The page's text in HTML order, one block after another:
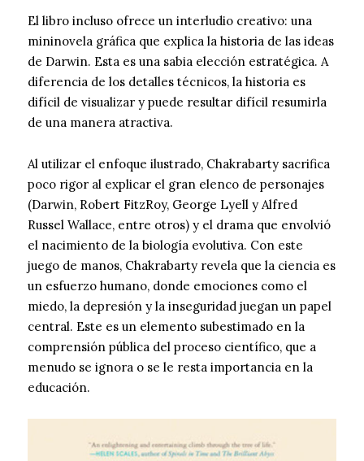
El libro incluso ofrece un interludio creativo: una
mininovela gráfica que explica la historia de las ideas
de Darwin. Esta es una sabia elección estratégica. A
diferencia de los detalles técnicos, la historia es
difícil de visualizar y puede resultar difícil resumirla
de una manera atractiva.
Al utilizar el enfoque ilustrado, Chakrabarty sacrifica
poco rigor al explicar el gran elenco de personajes
(Darwin, Robert FitzRoy, George Lyell y Alfred
Russel Wallace, entre otros) y el drama que envolvió
el nacimiento de la biología evolutiva. Con este
juego de manos, Chakrabarty revela que la ciencia es
un esfuerzo humano, donde emociones como el
miedo, la depresión y la inseguridad juegan un papel
central. Este es un elemento subestimado en la
comprensión pública del proceso científico, que a
menudo se ignora o se le resta importancia en la
educación.